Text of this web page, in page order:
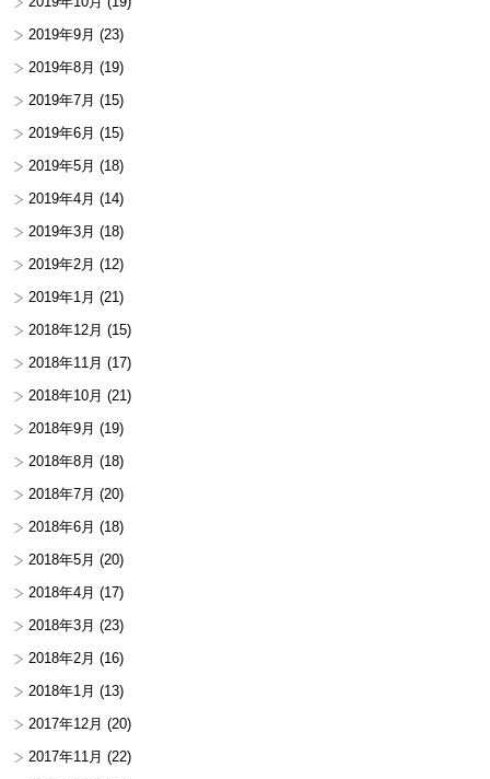
2019年9月 (23)
2019年8月 (19)
2019年7月 (15)
2019年6月 (15)
2019年5月 (18)
2019年4月 (14)
2019年3月 (18)
2019年2月 (12)
2019年1月 (21)
2018年12月 (15)
2018年11月 (17)
2018年10月 (21)
2018年9月 (19)
2018年8月 (18)
2018年7月 (20)
2018年6月 (18)
2018年5月 (20)
2018年4月 (17)
2018年3月 (23)
2018年2月 (16)
2018年1月 (13)
2017年12月 (20)
2017年11月 (22)